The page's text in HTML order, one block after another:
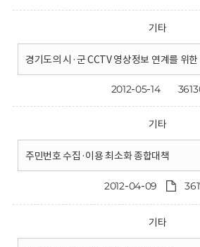
기타
경기도의 시·군 CCTV 영상정보 연계를 위한
2012-05-14
기타
주민번호 수집·이용 최소화 종합대책
2012-04-09
기타